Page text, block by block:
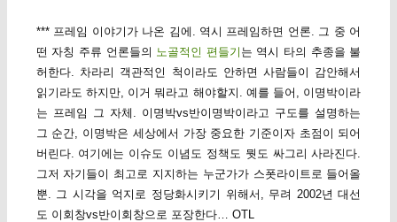
*** 프레임 이야기가 나온 김에. 역시 프레임하면 언론. 그 중 어
떤 자칭 주류 언론들의 노골적인 편들기 는 역시 타의 추종을 불
허한다. 차라리 객관적인 척이라도 안하면 사람들이 감안해서
읽기라도 하지만, 이거 뭐라고 해야할지. 예를 들어, 이명박이라
는 프레임 그 자체. 이명박vs반이명박이라고 구도를 설명하는
그 순간, 이명박은 세상에서 가장 중요한 기준이자 초점이 되어
버린다. 여기에는 이슈도 이념도 정책도 뭣도 싸그리 사라진다.
그저 자기들이 최고로 지지하는 누군가가 스폿라이트로 들어올
뿐. 그 시각을 억지로 정당화시키기 위해서, 무려 2002년 대선
도 이회창vs반이회창으로 포장한다… OTL